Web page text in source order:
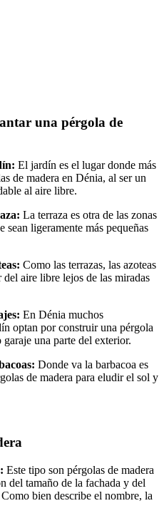
una pérgola de
El jardín es el lugar donde más
de madera en Dénia, al ser un
al aire libre.
La terraza es otra de las zonas
ligeramente más pequeñas
Como las terrazas, las azoteas
aire libre lejos de las miradas
En Dénia muchos
optan por construir una pérgola
una parte del exterior.
Donde va la barbacoa es
de madera para eludir el sol y
Este tipo son pérgolas de madera
del tamaño de la fachada y del
bien describe el nombre, la